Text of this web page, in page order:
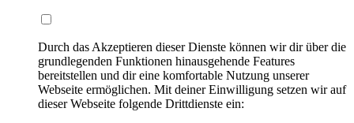
Durch das Akzeptieren dieser Dienste können wir dir über die
grundlegenden Funktionen hinausgehende Features
bereitstellen und dir eine komfortable Nutzung unserer
Webseite ermöglichen. Mit deiner Einwilligung setzen wir auf
dieser Webseite folgende Drittdienste ein: